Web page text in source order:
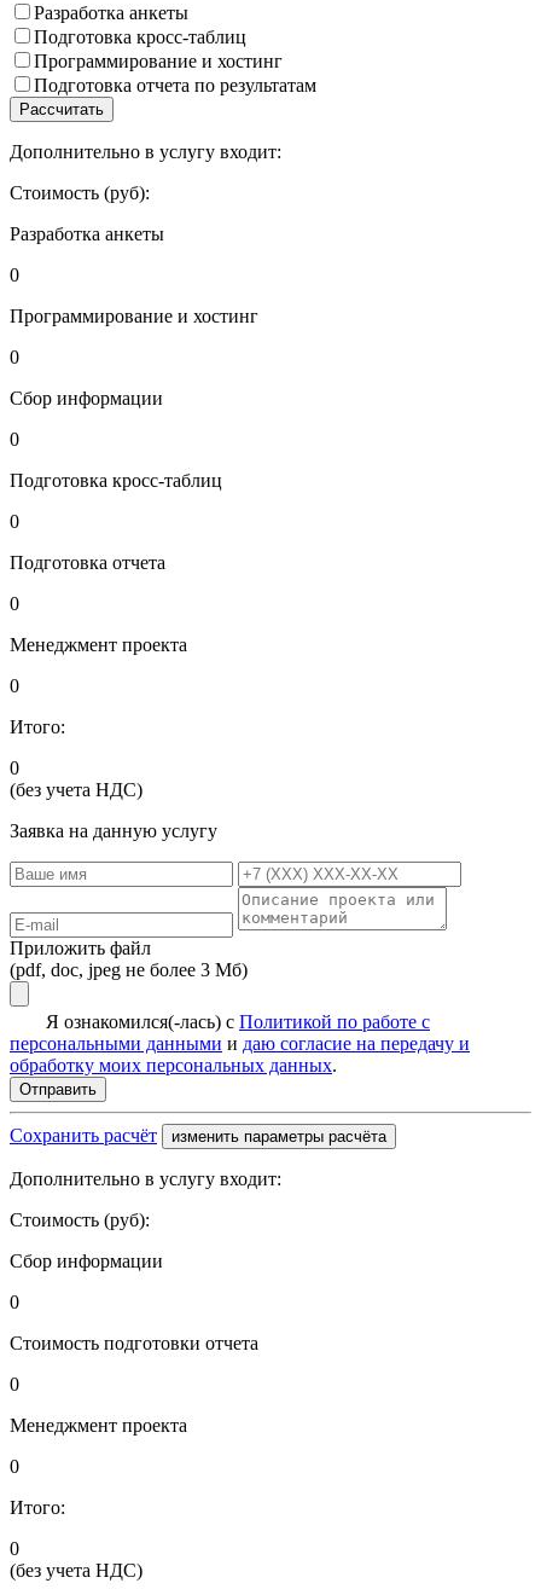
Разработка анкеты
Подготовка кросс-таблиц
Программирование и хостинг
Подготовка отчета по результатам
Рассчитать
Дополнительно в услугу входит:
Стоимость (руб):
Разработка анкеты
0
Программирование и хостинг
0
Сбор информации
0
Подготовка кросс-таблиц
0
Подготовка отчета
0
Менеджмент проекта
0
Итого:
0
(без учета НДС)
Заявка на данную услугу
Приложить файл
(pdf, doc, jpeg не более 3 Мб)
Я ознакомился(-лась) с Политикой по работе с
персональными данными и даю согласие на передачу и
обработку моих персональных данных.
Сохранить расчёт изменить параметры расчёта
Дополнительно в услугу входит:
Стоимость (руб):
Сбор информации
0
Стоимость подготовки отчета
0
Менеджмент проекта
0
Итого:
0
(без учета НДС)